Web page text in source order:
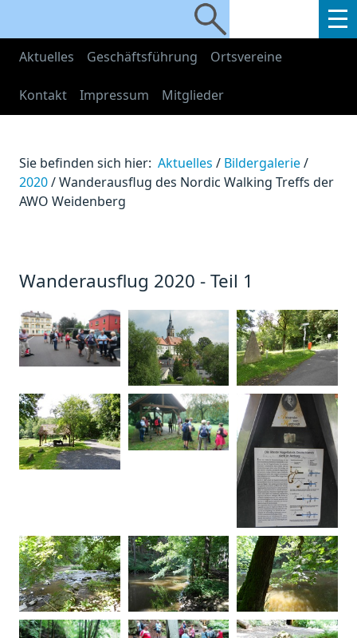
Aktuelles Geschäftsführung Ortsvereine
Kontakt Impressum Mitglieder
Sie befinden sich hier: Aktuelles / Bildergalerie/
2020/Wanderausflug des Nordic Walking Treffs der
AWO Weidenberg
Wanderausflug 2020 - Teil 1